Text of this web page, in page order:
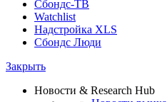
Сбондс-ТВ
Watchlist
Надстройка XLS
Сбондс Люди
Закрыть
Новости & Research Hub